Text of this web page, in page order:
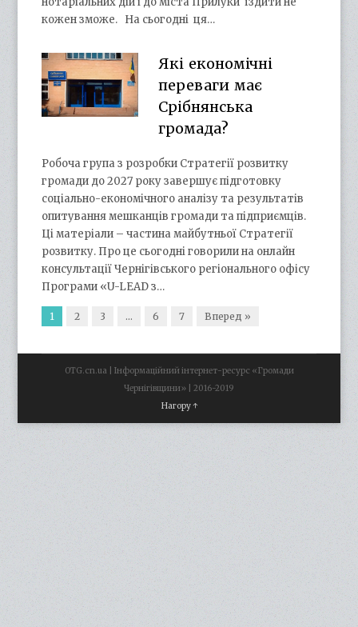
кожен зможе. На сьогодні ця…
Які економічні
переваги має
Срібнянська
громада?
Робоча група з розробки Стратегії розвитку
громади до 2027 року завершує підготовку
соціально-економічного аналізу та результатів
опитування мешканців громади та підприємців.
Ці матеріали – частина майбутньої Стратегії
розвитку. Про це сьогодні говорили на онлайн
консультації Чернігівського регіонального офісу
Програми «U-LEAD з…
1 2 3 … 6 7 Вперед »
OTG.cn.ua | Інформаційний інтернет-ресурс «Громади
Чернігівщини» | 2016-2019
Нагору ↑